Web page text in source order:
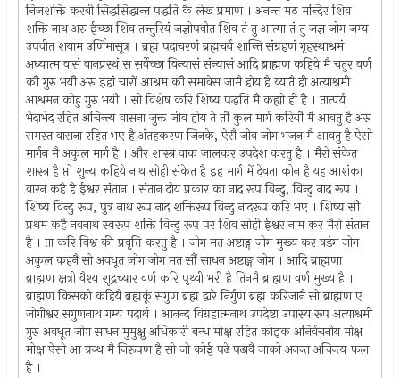
निजशक्ति करबी सिद्धसिद्धान्त पद्धति कै लेख प्रमाण । अनन्त मठ मन्दिर शिव
शक्ति नाथ अरु ईच्छा शिव तन्तुरियं जज्ञोपवीत शिव तं तु आत्मा तं तु जज्ञ जोग जग्य
उपवीत शयाम उर्णिमासूत्र । ब्रह्म पदाचरणं ब्रह्मचर्य शान्ति संग्रहणं गृहस्थाश्रमं
अध्यात्म वासं वानप्रस्थं स सर्वेच्छा विन्यासं संन्यासं आदि ब्राह्मण कहिवे मै चतुर वर्ण
कौ गुरु भयौ अरु इहां चारों आश्रम कौ समावेस जामै होय है य्यातै ही अत्याश्रमी
आश्रमन कोहु गुरु भयौ । सो विशेष करि शिष्य पद्धति मै कह्यो ही है । तात्पर्य
भेदाभेद रहित अचिन्त्य वासना जुक्त जीव होय ते तौ कुल मार्ग करियौ मै आवतु है अरु
समस्त वासना रहित भए है अंतहकरण जिनके, ऐसै जीव जोग भजन मै आवतु है ऐसो
मार्गन मै अकुल मार्ग है । और शास्त्र वाक जालकर उपदेश करतु है । मैरो संकेत
शास्त्र है प्तो शुन्य कहिये नाथ सोही संकेत है इह मार्ग में देवता कोन है यह आशंका
वारन कहै है ईश्वर संतान । संतान दोय प्रकार का नाद रूप विन्दु, विन्दु नाद रूप ।
शिष्य विन्दु रूप, पुत्र नाथ रूप नाद शक्तिरूप विन्दु नादरूप करि भए । शिष्य सौ
प्रथम कहै नवनाथ स्वरूप शक्ति विन्दु रूप पर शिव सोही ईश्वर नाम कर मैरो संतान
है । ता करि विश्व की प्रवृत्ति करतु है । जोग मत अष्टाङ्ग जोग मुख्य कर षडंग जोग
अकुल कहनै सो अवधूत जोग जोग मत सौं साधन अष्टाङ्ग जोग । आदि ब्राह्मणा
ब्राह्मण क्षत्री वैश्य शूद्रच्यार वर्ण करि पृथ्वी भरी है तिनमै ब्राह्मण वर्ण मुख्य है ।
ब्राह्मण किसको कहियै ब्रह्मकूं सगुण ब्रह्म द्वारे निर्गुण ब्रह्म करिजानै सो ब्राह्मण ए
जोगीश्वर सगुणनाथ गम्य पदार्थ । आनन्द विग्रहात्मनाथ उपदेष्टा उपास्य रूप अत्याश्रमी
गुरु अवधूत जोग साधन मुमुक्षु अधिकारी बन्ध मोक्ष रहित कोइक अनिर्वचनीय मोक्ष
मोक्ष ऐसो आ ग्रन्थ मै निरूपण है सो जो कोई पढे पढावै जाको अनन्त अचिन्त्य फल
है ।